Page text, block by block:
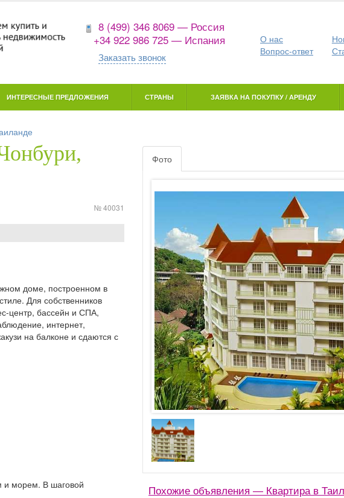
8 (499) 346 8069 — Россия
+34 922 986 725 — Испания
Заказать звонок
О нас
Вопрос-ответ
ИНТЕРЕСНЫЕ ПРЕДЛОЖЕНИЯ СТРАНЫ ЗАЯВКА НА ПОКУПКУ / АРЕНДУ
№ 40031
доме, построенном в
Для собственников
центр, бассейн и СПА,
интернет,
на балконе и сдаются с
и морем. В шаговой
Фото
Похожие объявления — Квартира в